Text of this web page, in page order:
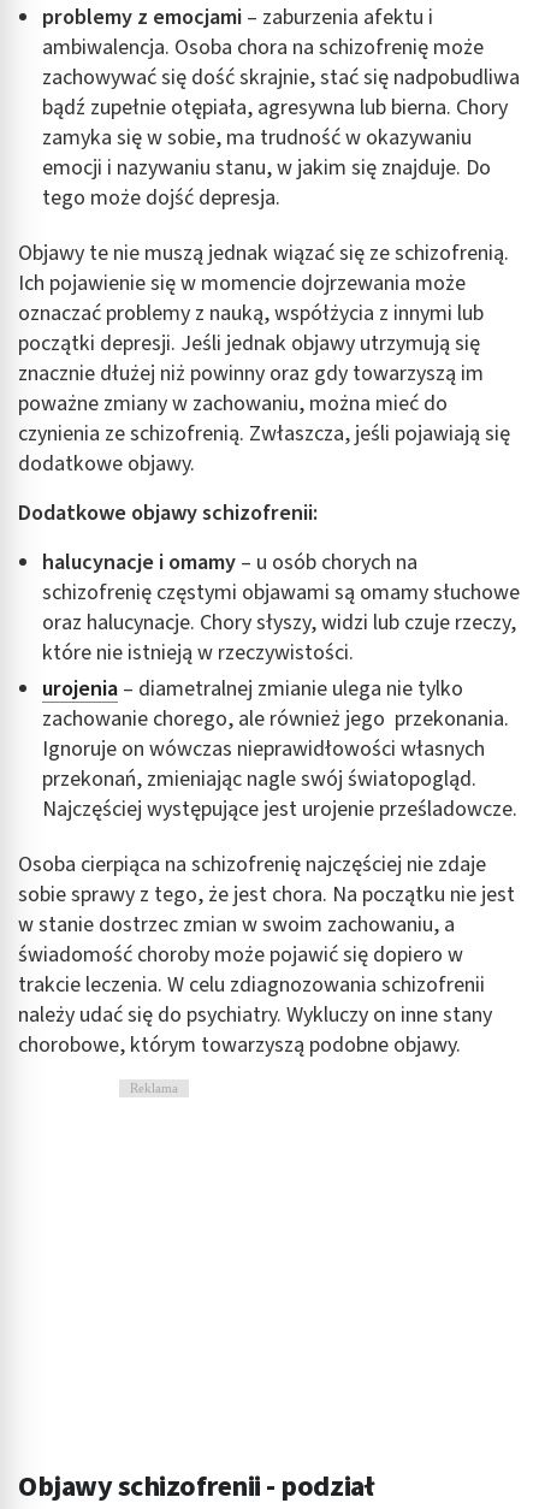
problemy z emocjami – zaburzenia afektu i
ambiwalencja. Osoba chora na schizofrenię może
zachowywać się dość skrajnie, stać się nadpobudliwa
bądź zupełnie otępiała, agresywna lub bierna. Chory
zamyka się w sobie, ma trudność w okazywaniu
emocji i nazywaniu stanu, w jakim się znajduje. Do
tego może dojść depresja.
Objawy te nie muszą jednak wiązać się ze schizofrenią.
Ich pojawienie się w momencie dojrzewania może
oznaczać problemy z nauką, współżycia z innymi lub
początki depresji. Jeśli jednak objawy utrzymują się
znacznie dłużej niż powinny oraz gdy towarzyszą im
poważne zmiany w zachowaniu, można mieć do
czynienia ze schizofrenią. Zwłaszcza, jeśli pojawiają się
dodatkowe objawy.
Dodatkowe objawy schizofrenii:
halucynacje i omamy – u osób chorych na
schizofrenię częstymi objawami są omamy słuchowe
oraz halucynacje. Chory słyszy, widzi lub czuje rzeczy,
które nie istnieją w rzeczywistości.
urojenia – diametralnej zmianie ulega nie tylko
zachowanie chorego, ale również jego przekonania.
Ignoruje on wówczas nieprawidłowości własnych
przekonań, zmieniając nagle swój światopogląd.
Najczęściej występujące jest urojenie prześladowcze.
Osoba cierpiąca na schizofrenię najczęściej nie zdaje
sobie sprawy z tego, że jest chora. Na początku nie jest
w stanie dostrzec zmian w swoim zachowaniu, a
świadomość choroby może pojawić się dopiero w
trakcie leczenia. W celu zdiagnozowania schizofrenii
należy udać się do psychiatry. Wykluczy on inne stany
chorobowe, którym towarzyszą podobne objawy.
Reklama
Objawy schizofrenii - podział